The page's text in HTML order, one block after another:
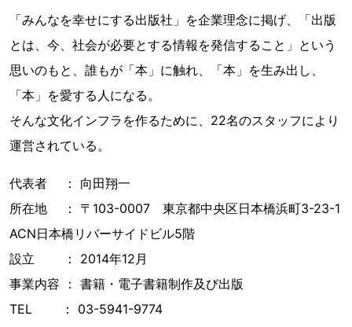
「みんなを幸せにする出版社」を企業理念に掲げ、「出版
とは、今、社会が必要とする情報を発信すること」という
思いのもと、誰もが「本」に触れ、「本」を生み出し、
「本」を愛する人になる。
そんな文化インフラを作るために、22名のスタッフにより
運営されている。
代表者 ： 向田翔一
所在地 ： 〒103-0007 東京都中央区日本橋浜町3-23-1
ACN日本橋リバーサイドビル5階
設立 ： 2014年12月
事業内容 ： 書籍・電子書籍制作及び出版
TEL ： 03-5941-9774